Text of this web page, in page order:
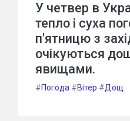
У четвер в
тепло і суха
п'ятницю з
очікуються
явищами.
#Погода #Вітер #Дощ